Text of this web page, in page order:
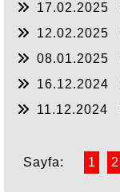
17.02.2025
12.02.2025
08.01.2025
16.12.2024
11.12.2024
Sayfa: 1 2